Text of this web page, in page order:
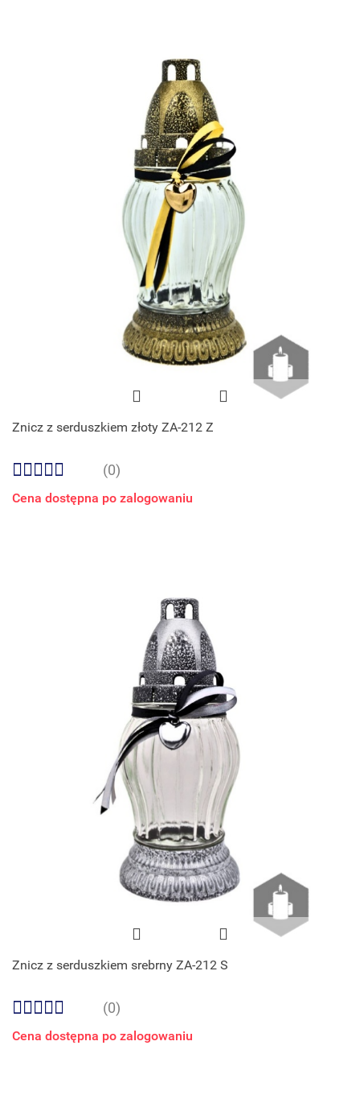
Znicz z serduszkiem złoty ZA-212 Z
(0)
Cena dostępna po zalogowaniu
Znicz z serduszkiem srebrny ZA-212 S
(0)
Cena dostępna po zalogowaniu